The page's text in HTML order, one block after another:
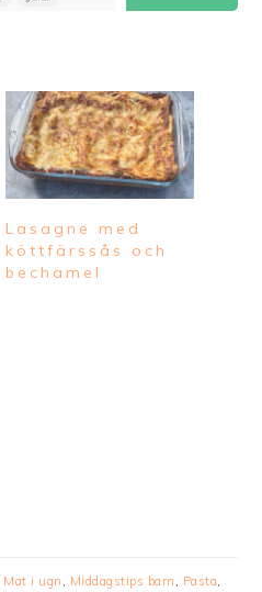
Lasagne med
köttfärssås och
bechamel
Mat i ugn Middagstips barn Pasta